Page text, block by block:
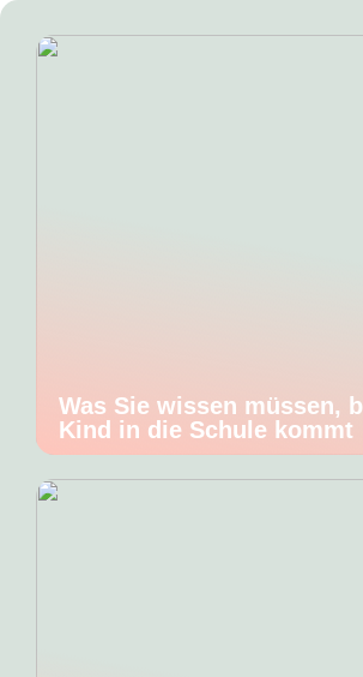
Was Sie wissen müssen,
Kind in die Schule kommt